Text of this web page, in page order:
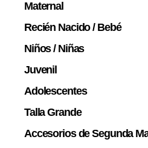
Maternal
Recién Nacido / Bebé
Niños / Niñas
Juvenil
Adolescentes
Talla Grande
Accesorios de Segunda